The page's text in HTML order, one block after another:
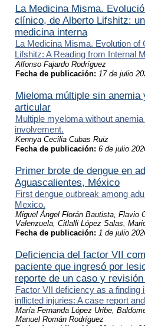
La Medicina Misma.
clínico, de Alberto Lifshitz:
medicina interna
La Medicina Misma. Evolution of
Lifshitz: A Reading from Internal
Alfonso Fajardo Rodríguez
Fecha de publicación: 17 de julio
Mieloma múltiple sin anemia
articular
Multiple myeloma without
involvement.
Kennya Cecilia Cubas Ruiz
Fecha de publicación: 6 de julio
Primer brote de dengue en
Aguascalientes, México
First dengue outbreak among
Mexico.
Miguel Ángel Florán Bautista, Flavio
Valenzuela, Citlalli López Salas,
Fecha de publicación: 1 de julio
Deficiencia del factor VII
paciente que ingresó por
reporte de un caso y
Factor VII deficiency as a finding
inflicted injuries: A case report
María Fernanda López Uribe,
Manuel Román Rodríguez